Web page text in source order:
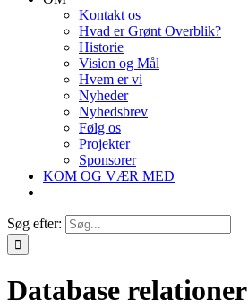
Kontakt os
Hvad er Grønt Overblik?
Historie
Vision og Mål
Hvem er vi
Nyheder
Nyhedsbrev
Følg os
Projekter
Sponsorer
KOM OG VÆR MED
Søg efter:
Database relationer